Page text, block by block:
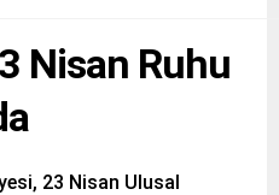
Nisan Ruhu
23 Nisan Ulusal